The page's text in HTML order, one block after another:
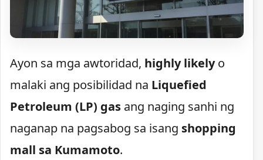
Ayon sa mga awtoridad, highly likelyo
malaki ang posibilidad na Liquefied
Petroleum (LP) gas ang naging sanhi ng
naganap na pagsabog sa isang shopping
mall sa Kumamoto.